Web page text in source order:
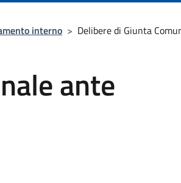
interno > Delibere di Giunta
ante